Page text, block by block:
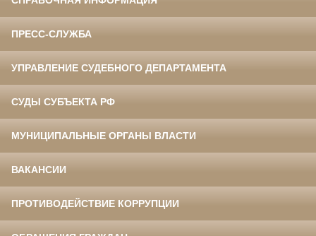
ПРЕСС-СЛУЖБА
УПРАВЛЕНИЕ СУДЕБНОГО ДЕПАРТАМЕНТА
СУДЫ СУБЪЕКТА РФ
МУНИЦИПАЛЬНЫЕ ОРГАНЫ ВЛАСТИ
ВАКАНСИИ
ПРОТИВОДЕЙСТВИЕ КОРРУПЦИИ